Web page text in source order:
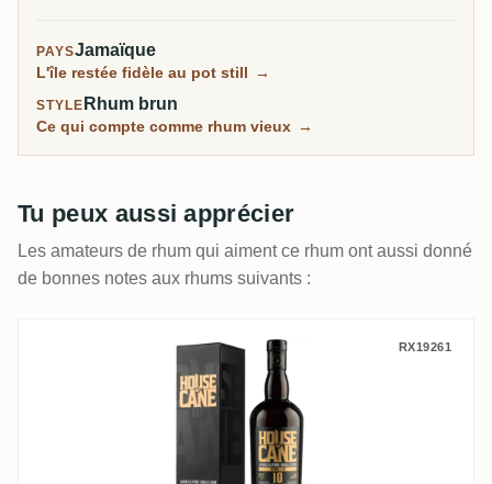
planète.
PAYSJamaïque
L'île restée fidèle au pot still →
STYLE Rhum brun
Ce qui compte comme rhum vieux →
Tu peux aussi apprécier
Les amateurs de rhum qui aiment ce rhum ont aussi donné
de bonnes notes aux rhums suivants :
Precious Liquors Hampden House of
RX19261